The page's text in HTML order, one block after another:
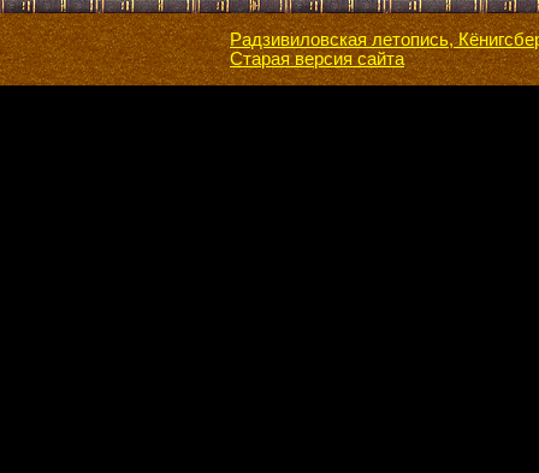
Радзивиловская летопись,
Старая версия сайта